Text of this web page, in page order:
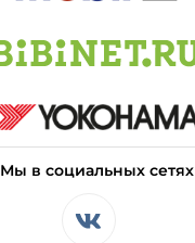
Мы в социальных сетях